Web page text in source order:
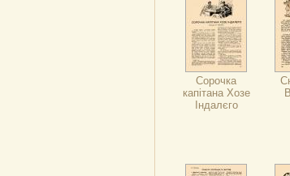
Сорочка
капітана Хозе
Індалєго